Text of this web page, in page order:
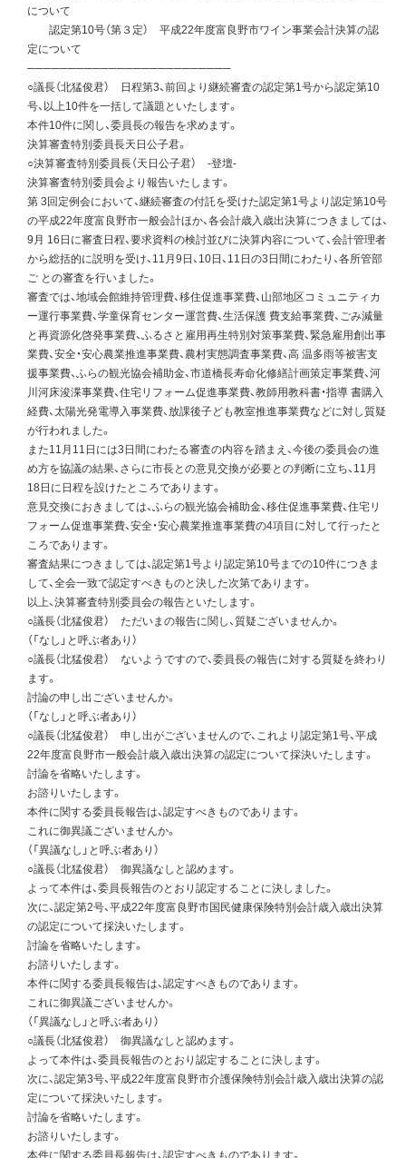
について
認定第10号（第３定） 平成22年度富良野市ワイン事業会計決算の認
定について
─────────────────────────
○議長（北猛俊君） 日程第3、前回より継続審査の認定第1号から認定第10
号、以上10件を一括して議題といたします。
本件10件に関し、委員長の報告を求めます。
決算審査特別委員長天日公子君。
○決算審査特別委員長（天日公子君） -登壇-
決算審査特別委員会より報告いたします。
第 3回定例会において、継続審査の付託を受けた認定第1号より認定第10号
の平成22年度富良野市一般会計ほか、各会計歳入歳出決算につきましては、
9月 16日に審査日程、要求資料の検討並びに決算内容について、会計管理者
から総括的に説明を受け、11月9日、10日、11日の3日間にわたり、各所管部
ご との審査を行いました。
審査では、地域会館維持管理費、移住促進事業費、山部地区コミュニティカ
ー運行事業費、学童保育センター運営費、生活保護 費支給事業費、ごみ減量
と再資源化啓発事業費、ふるさと雇用再生特別対策事業費、緊急雇用創出事
業費、安全・安心農業推進事業費、農村実態調査事業費、高 温多雨等被害支
援事業費、ふらの観光協会補助金、市道橋長寿命化修繕計画策定事業費、河
川河床浚渫事業費、住宅リフォーム促進事業費、教師用教科書・指導 書購入
経費、太陽光発電導入事業費、放課後子ども教室推進事業費などに対し質疑
が行われました。
また11月11日には3日間にわたる審査の内容を踏まえ、今後の委員会の進
め方を協議の結果、さらに市長との意見交換が必要との判断に立ち、11月
18日に日程を設けたところであります。
意見交換におきましては、ふらの観光協会補助金、移住促進事業費、住宅リ
フォーム促進事業費、安全・安心農業推進事業費の4項目に対して行ったと
ころであります。
審査結果につきましては、認定第1号より認定第10号までの10件につきま
して、全会一致で認定すべきものと決した次第であります。
以上、決算審査特別委員会の報告といたします。
○議長（北猛俊君） ただいまの報告に関し、質疑ございませんか。
（「なし」と呼ぶ者あり）
○議長（北猛俊君） ないようですので、委員長の報告に対する質疑を終わり
ます。
討論の申し出ございませんか。
（「なし」と呼ぶ者あり）
○議長（北猛俊君） 申し出がございませんので、これより認定第1号、平成
22年度富良野市一般会計歳入歳出決算の認定について採決いたします。
討論を省略いたします。
お諮りいたします。
本件に関する委員長報告は、認定すべきものであります。
これに御異議ございませんか。
（「異議なし」と呼ぶ者あり）
○議長（北猛俊君） 御異議なしと認めます。
よって本件は、委員長報告のとおり認定することに決しました。
次に、認定第2号、平成22年度富良野市国民健康保険特別会計歳入歳出決算
の認定について採決いたします。
討論を省略いたします。
お諮りいたします。
本件に関する委員長報告は、認定すべきものであります。
これに御異議ございませんか。
（「異議なし」と呼ぶ者あり）
○議長（北猛俊君） 御異議なしと認めます。
よって本件は、委員長報告のとおり認定することに決します。
次に、認定第3号、平成22年度富良野市介護保険特別会計歳入歳出決算の認
定について採決いたします。
討論を省略いたします。
お諮りいたします。